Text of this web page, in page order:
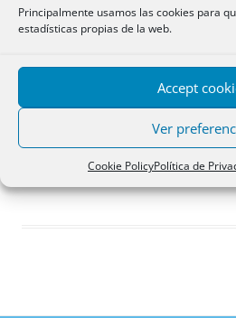
Principalmente usamos las cookies para
estadísticas propias de la web.
Accept
Ver
Cookie PolicyPolítica de
Acceder
Registro
¿Has olvidado tu contraseña?